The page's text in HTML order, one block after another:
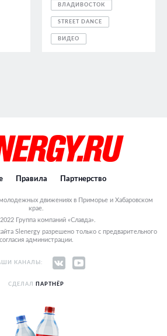
ВЛАДИВОСТОК
STREET DANCE
ВИДЕО
Правила Партнерство
движениях в Приморье и Хабаровском
крае.
Группа компаний «Славда».
Slenergy разрешено только с предварительного
согласия администрации.
КАНАЛЫ:
СДЕЛАЛ ПАРТНЁР